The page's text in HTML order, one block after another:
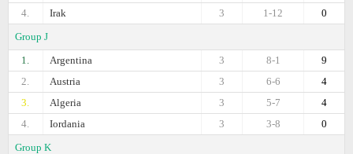
4.
Irak 0
1-12
3
Group J
1.
Argentina 9
8-1
3
2.
Austria 4
6-6
3
3.
Algeria 4
5-7
3
4.
Iordania 0
3-8
3
Group K